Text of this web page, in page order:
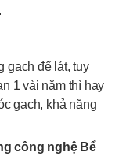
gạch để lát, tuy
1 vài năm thì hay
gạch, khả năng
công nghệ Bể